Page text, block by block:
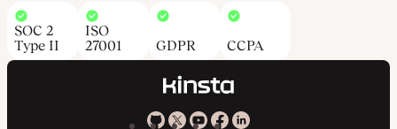
SOC 2
Type II
ISO
27001
GDPR CCPA